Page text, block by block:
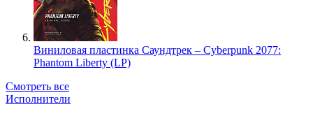
Виниловая пластинка Саундтрек – Cyberpunk 2077:
Phantom Liberty (LP)
Смотреть все
Исполнители